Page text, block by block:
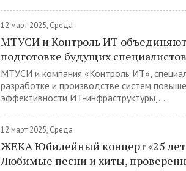
12 март 2025, Среда
МТУСИ и Контроль ИТ
подготовке будущих
МТУСИ и компания «Контроль ИТ»,
разработке и производстве систем
эффективности ИТ-инфраструктуры,...
12 март 2025, Среда
ЖЕКА Юбилейный концерт «25 лет
Любимые песни и хиты,